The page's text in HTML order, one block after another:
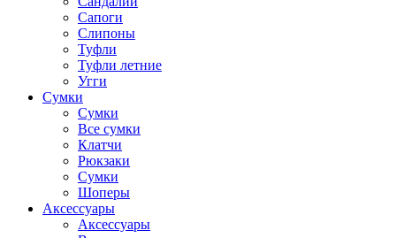
Сапоги
Слипоны
Туфли
Туфли летние
Угги
Сумки
Сумки
Все сумки
Клатчи
Рюкзаки
Сумки
Шоперы
Аксессуары
Аксессуары